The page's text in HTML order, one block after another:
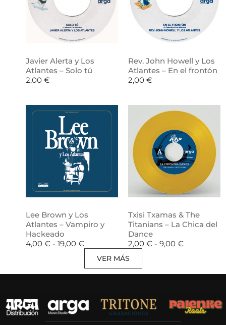
Javier Alerta y Los
Atlantes – Solo tú
2,00 €
Rev. John Howell y Los
Atlantes – En el frontón
2,00 €
Lee Brown y Los
Atlantes – Vampiro y
Hackeado
4,00 € - 19,00 €
Txisi Txamas & The
Titanians – La Chica del
Dance
2,00 € - 9,00 €
VER MÁS